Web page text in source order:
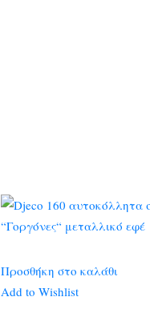
Προσθήκη στο καλάθι
Add to Wishlist